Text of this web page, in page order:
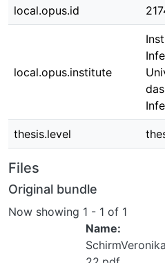
local.opus.id
local.opus.institute
thesis.level
Files
Original bundle
Now showing 1 - 1 of 1
Name: